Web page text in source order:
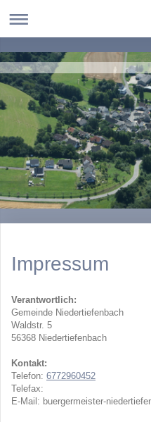
Impressum
Verantwortlich:
Gemeinde Niedertiefenbach
Waldstr. 5
56368 Niedertiefenbach
Kontakt:
Telefon: 6772960452
Telefax:
E-Mail: buergermeister-